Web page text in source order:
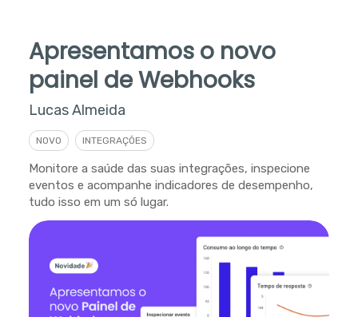
Apresentamos o novo
painel de Webhooks
Lucas Almeida
NOVO INTEGRAÇÕES
Monitore a saúde das suas integrações, inspecione
eventos e acompanhe indicadores de desempenho,
tudo isso em um só lugar.